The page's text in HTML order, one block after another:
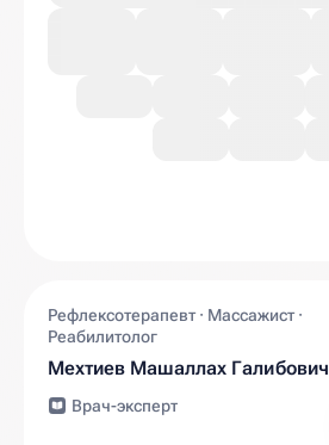
Рефлексотерапевт · Массажист ·
Реабилитолог
Мехтиев Машаллах Галибович
Врач-эксперт